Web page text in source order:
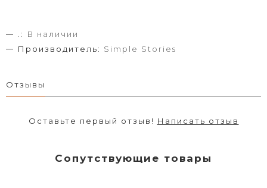
.:
В наличии
Производитель: Simple Stories
Отзывы
Оставьте первый отзыв! Написать отзыв
Сопутствующие товары